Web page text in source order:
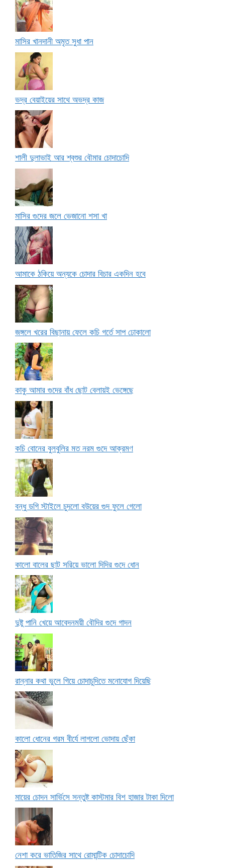
মাসির খানদানী অমৃত সুধা পান
ভদ্র বেয়াইয়ের সাথে অভদ্র কাজ
শালী দুলাভাই আর শ্বশুর বৌমার চোদাচোদি
মাসির গুদের জলে ভেজানো শসা খা
আমাকে ঠকিয়ে অন্যকে চোদার বিচার একদিন হবে
জঙ্গলে খরের বিছানায় ফেলে কচি গর্তে সাপ ঢোকালো
কাকু আমার গুদের বাঁধ ছোট বেলায়ই ভেঙ্গেছে
কচি বোনের বুলবুলির মত নরম গুদে আক্রমণ
বন্ধু ডগি স্টাইলে চুদলো বউয়ের গুদ ফুলে গেলো
কালো বালের ছাট সরিয়ে ভালো দিদির গুদে ধোন
দুষ্টু পানি খেয়ে আবেদনময়ী বৌদির গুদে গাদন
রান্নার কথা ভুলে গিয়ে চোদাচুদিতে মনোযোগ দিয়েছি
কালো ধোনের গরম বীর্যে লাগলো ভোদায় ছেঁকা
মায়ের চোদন সার্ভিসে সন্তুষ্ট কাস্টমার বিশ হাজার টাকা দিলো
নেশা করে ভাতিজির সাথে রোমান্টিক চোদাচোদি